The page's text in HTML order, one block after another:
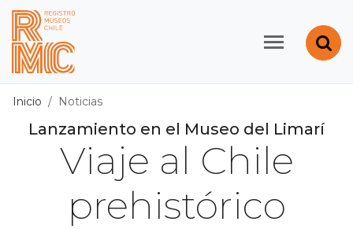
Contenido principal
Registro de Museos
Inicio Noticias
Lanzamiento en el Museo del Limarí
Viaje al Chile
prehistórico